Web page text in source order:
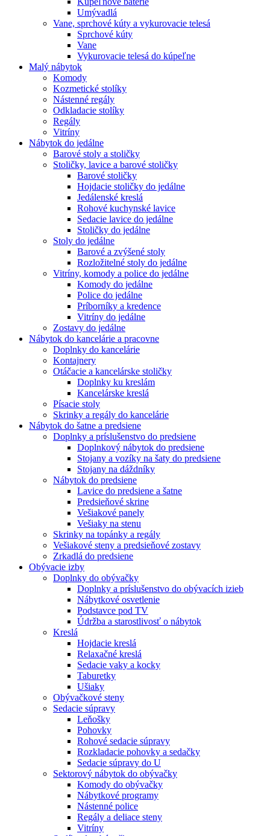
Umývadlá
Vane, sprchové kúty a vykurovacie telesá
Sprchové kúty
Vane
Vykurovacie telesá do kúpeľne
Malý nábytok
Komody
Kozmetické stolíky
Nástenné regály
Odkladacie stolíky
Regály
Vitríny
Nábytok do jedálne
Barové stoly a stoličky
Stoličky, lavice a barové stoličky
Barové stoličky
Hojdacie stoličky do jedálne
Jedálenské kreslá
Rohové kuchynské lavice
Sedacie lavice do jedálne
Stoličky do jedálne
Stoly do jedálne
Barové a zvýšené stoly
Rozložitelné stoly do jedálne
Vitríny, komody a police do jedálne
Komody do jedálne
Police do jedálne
Príborníky a kredence
Vitríny do jedálne
Zostavy do jedálne
Nábytok do kancelárie a pracovne
Doplnky do kancelárie
Kontajnery
Otáčacie a kancelárske stoličky
Doplnky ku kreslám
Kancelárske kreslá
Písacie stoly
Skrinky a regály do kancelárie
Nábytok do šatne a predsiene
Doplnky a príslušenstvo do predsiene
Doplnkový nábytok do predsiene
Stojany a vozíky na šaty do predsiene
Stojany na dáždníky
Nábytok do predsiene
Lavice do predsiene a šatne
Predsieňové skrine
Vešiakové panely
Vešiaky na stenu
Skrinky na topánky a regály
Vešiakové steny a predsieňové zostavy
Zrkadlá do predsiene
Obývacie izby
Doplnky do obývačky
Doplnky a príslušenstvo do obývacích izieb
Nábytkové osvetlenie
Podstavce pod TV
Údržba a starostlivosť o nábytok
Kreslá
Hojdacie kreslá
Relaxačné kreslá
Sedacie vaky a kocky
Taburetky
Ušiaky
Obývačkové steny
Sedacie súpravy
Leňošky
Pohovky
Rohové sedacie súpravy
Rozkladacie pohovky a sedačky
Sedacie súpravy do U
Sektorový nábytok do obývačky
Komody do obývačky
Nábytkové programy
Nástenné police
Regály a deliace steny
Vitríny